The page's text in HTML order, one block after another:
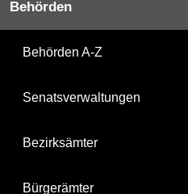
Behörden
Behörden A-Z
Senatsverwaltungen
Bezirksämter
Bürgerämter